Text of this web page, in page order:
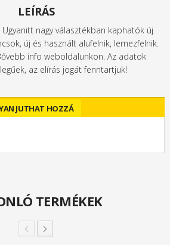
LEÍRÁS
Ugyanitt nagy választékban kaphatók új
új és használt alufelnik, lemezfelnik.
info weboldalunkon. Az adatok
az elírás jogát fenntartjuk!
JUTHAT HOZZÁ
TERMÉKEK